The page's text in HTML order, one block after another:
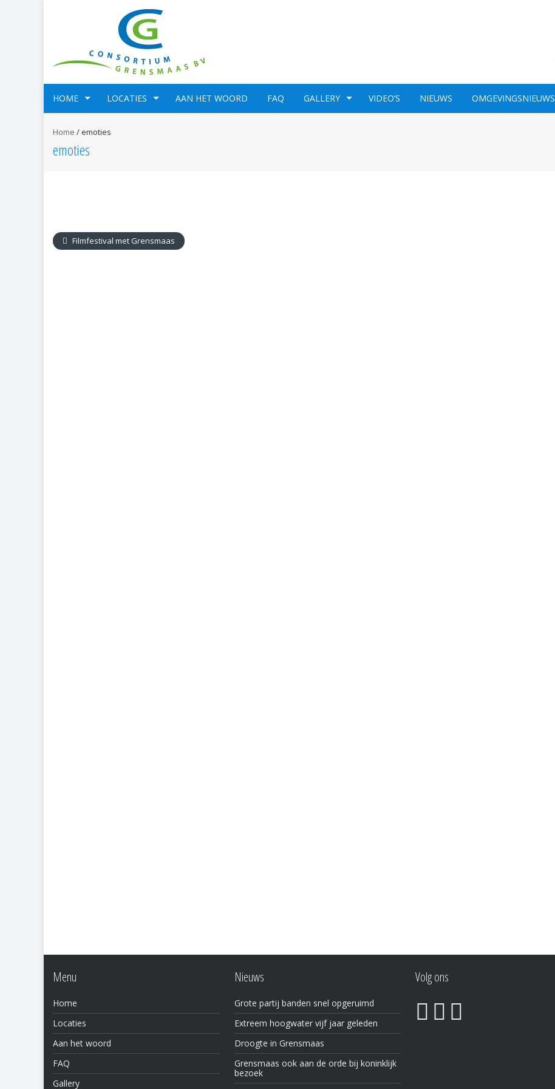
HOME LOCATIES AAN HET WOORD FAQ GALLERY VIDEO’S NIEUWS OMGEVINGSNIEUWS
Home / emoties
emoties
Filmfestival met Grensmaas
Menu
Home
Locaties
Aan het woord
FAQ
Gallery
Nieuws
Grote partij banden snel opgeruimd
Extreem hoogwater vijf jaar geleden
Droogte in Grensmaas
Grensmaas ook aan de orde bij koninklijk
bezoek
Volg ons